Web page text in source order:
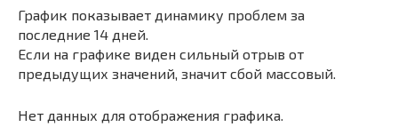
График показывает динамику проблем за
последние 14 дней.
Если на графике виден сильный отрыв от
предыдущих значений, значит сбой массовый.
Нет данных для отображения графика.